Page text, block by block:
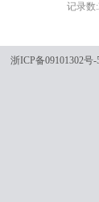
记录数
浙ICP备09101302号-